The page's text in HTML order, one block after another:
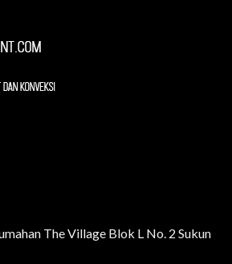
The Village Blok L No. 2 Sukun